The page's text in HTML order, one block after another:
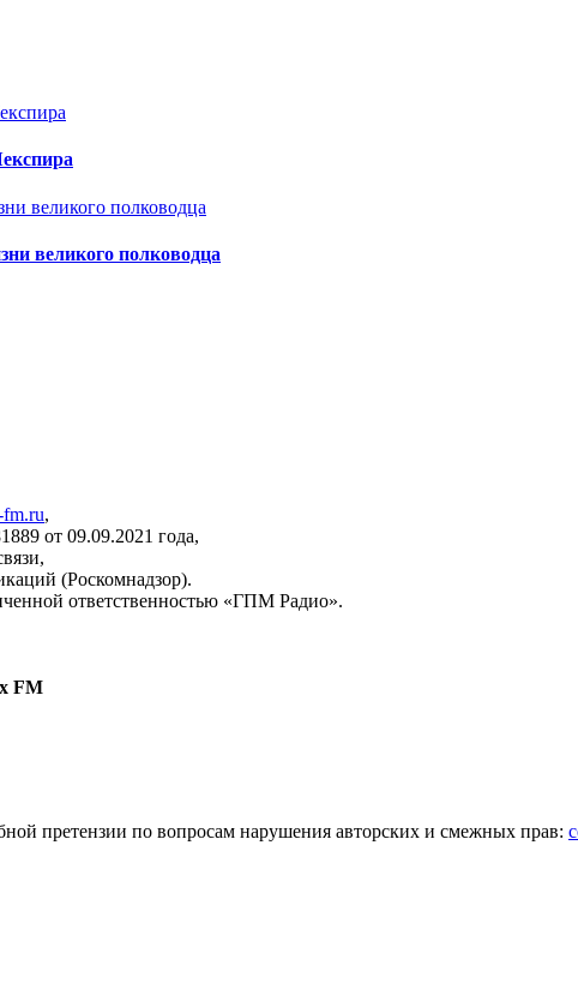
великого полководца
,
от 09.09.2021 года,
(Роскомнадзор).
ответственностью «ГПМ Радио».
FM
претензии по вопросам нарушения авторских и смежных прав: